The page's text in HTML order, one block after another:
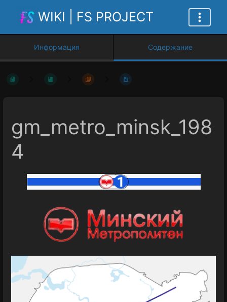
WIKI | FS PROJECT
Информация Содержание
gm_metro_minsk_198
4